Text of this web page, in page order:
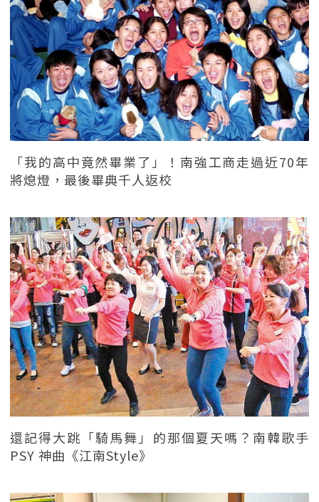
「我的高中竟然畢業了」！南強工商走過近70年
將熄燈，最後畢典千人返校
還記得大跳「騎馬舞」的那個夏天嗎？南韓歌手
PSY 神曲《江南Style》